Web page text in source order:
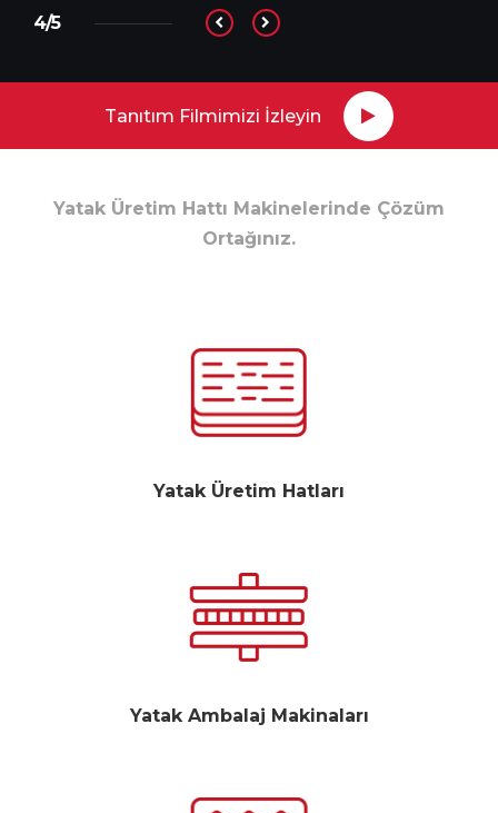
Tanıtım Filmimizi İzleyin
4/5
Yatak Üretim Hattı Makinelerinde Çözüm
Ortağınız.
Yatak Üretim Hatları
Yatak Ambalaj Makinaları